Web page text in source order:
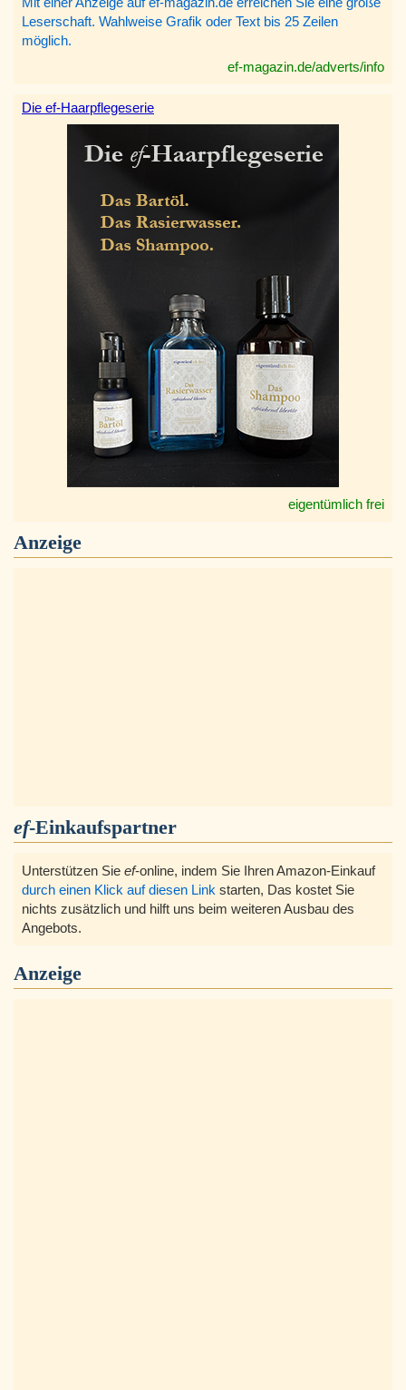
Leserschaft. Wahlweise Grafik oder Text bis 25 Zeilen
möglich.
ef-magazin.de/adverts/info
Die ef-Haarpflegeserie
eigentümlich frei
Anzeige
ef-Einkaufspartner
Unterstützen Sie ef-online, indem Sie Ihren Amazon-Einkauf
durch einen Klick auf diesen Link starten, Das kostet Sie
nichts zusätzlich und hilft uns beim weiteren Ausbau des
Angebots.
Anzeige